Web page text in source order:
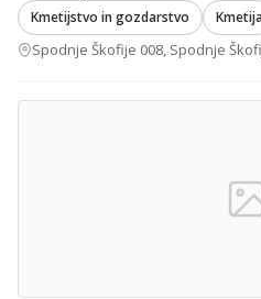
Kmetijstvo in gozdarstvo Kmetija
Spodnje Škofije 008, Spodnje